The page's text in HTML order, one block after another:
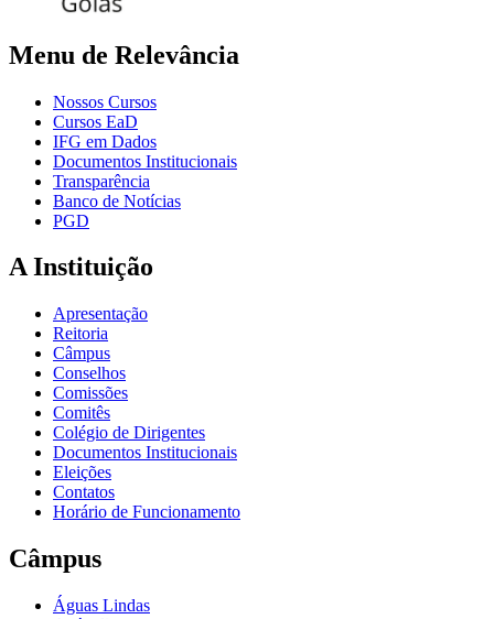
Menu de Relevância
Nossos Cursos
Cursos EaD
IFG em Dados
Documentos Institucionais
Transparência
Banco de Notícias
PGD
A Instituição
Apresentação
Reitoria
Câmpus
Conselhos
Comissões
Comitês
Colégio de Dirigentes
Documentos Institucionais
Eleições
Contatos
Horário de Funcionamento
Câmpus
Águas Lindas